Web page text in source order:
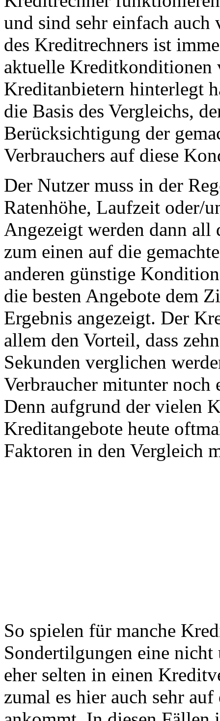
und sind sehr einfach auch
des Kreditrechners ist
aktuelle Kreditkonditionen
Kreditanbietern hinterlegt
die Basis des Vergleichs,
Berücksichtigung der
Verbrauchers auf diese
Der Nutzer muss in der
Ratenhöhe, Laufzeit oder/
Angezeigt werden dann
zum einen auf die
anderen günstige
die besten Angebote dem
Ergebnis angezeigt. Der
allem den Vorteil, dass
Sekunden verglichen
Verbraucher mitunter
Denn aufgrund der vielen
Kreditangebote heute
Faktoren in den Vergleich
So spielen für manche
Sondertilgungen eine
eher selten in einen
zumal es hier auch sehr